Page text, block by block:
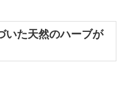
いた天然のハーブが